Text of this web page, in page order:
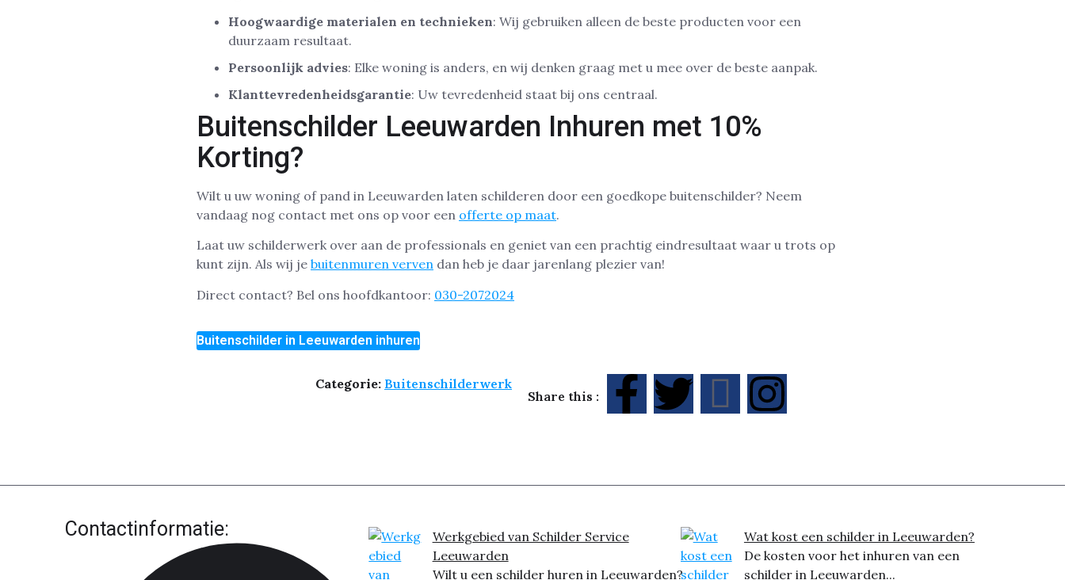
Hoogwaardige materialen en technieken: Wij gebruiken alleen de beste producten voor een
duurzaam resultaat.
Persoonlijk advies: Elke woning is anders, en wij denken graag met u mee over de beste aanpak.
Klanttevredenheidsgarantie: Uw tevredenheid staat bij ons centraal.
Buitenschilder Leeuwarden Inhuren met 10%
Korting?
Wilt u uw woning of pand in Leeuwarden laten schilderen door een goedkope buitenschilder? Neem
vandaag nog contact met ons op voor een offerte op maat.
Laat uw schilderwerk over aan de professionals en geniet van een prachtig eindresultaat waar u trots op
kunt zijn. Als wij je buitenmuren verven dan heb je daar jarenlang plezier van!
Direct contact? Bel ons hoofdkantoor: 030-2072024
Buitenschilder in Leeuwarden inhuren
Categorie: Buitenschilderwerk
Share this :
Contactinformatie:
Werkgebied van Schilder Service
Leeuwarden
Wilt u een schilder huren in Leeuwarden?
Wat kost een schilder in Leeuwarden?
De kosten voor het inhuren van een
schilder in Leeuwarden...